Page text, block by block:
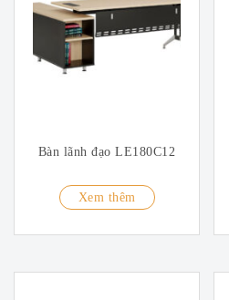
Bàn lãnh đạo LE180C12
Xem thêm